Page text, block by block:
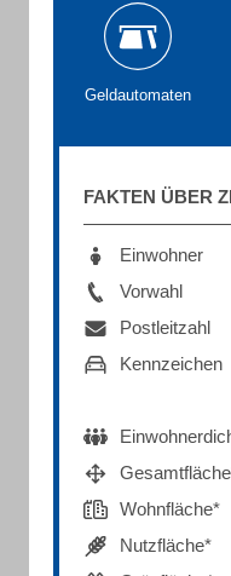
Geldautomaten
FAKTEN ÜBER
Einwohner
Vorwahl
Postleitzahl
Kennzeichen
Wohnfläche*
Nutzfläche*